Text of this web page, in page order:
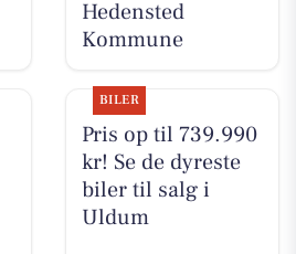
Hedensted
Kommune
BILER
Pris op til 739.990
kr! Se de dyreste
biler til salg i
Uldum